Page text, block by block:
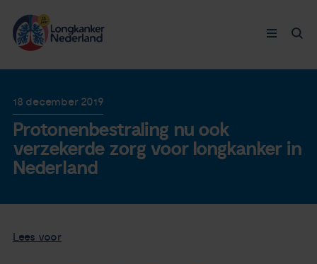
Longkanker
Leven met
Ervaringen
18 december 2019
Protonenbestraling nu ook
verzekerde zorg voor longkanker in
Nederland
Lees voor